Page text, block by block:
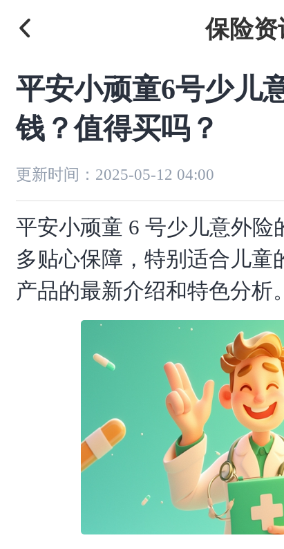
 保险资
平安小顽童6号少儿
钱？值得买吗？
更新时间： 2025-05-12 04:00
平安小顽童 6 号少儿意外险
多贴心保障，特别适合儿童
产品的最新介绍和特色分析。